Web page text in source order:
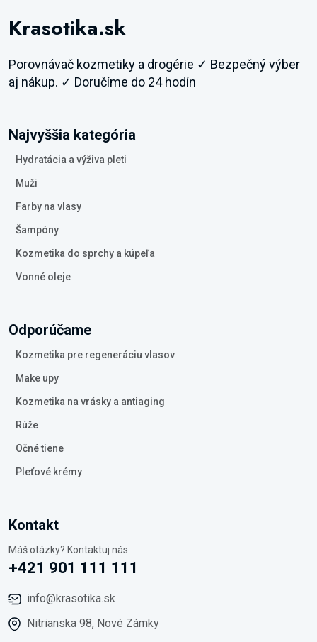
Krasotika.sk
Porovnávač kozmetiky a drogérie ✓ Bezpečný výber
aj nákup. ✓ Doručíme do 24 hodín
Najvyššia kategória
Hydratácia a výživa pleti
Muži
Farby na vlasy
Šampóny
Kozmetika do sprchy a kúpeľa
Vonné oleje
Odporúčame
Kozmetika pre regeneráciu vlasov
Make upy
Kozmetika na vrásky a antiaging
Rúže
Očné tiene
Pleťové krémy
Kontakt
Máš otázky? Kontaktuj nás
+421 901 111 111
info@krasotika.sk
Nitrianska 98, Nové Zámky